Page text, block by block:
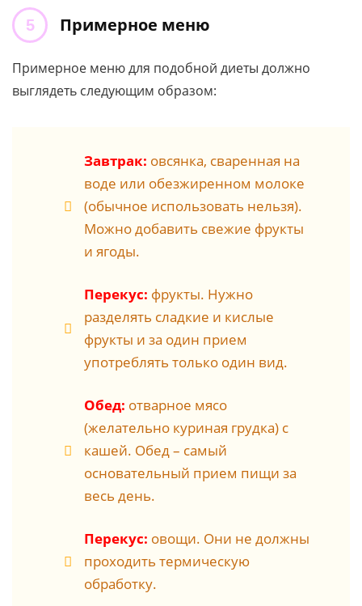
Примерное меню
Примерное меню для подобной диеты должно
выглядеть следующим образом:
Завтрак: овсянка, сваренная на
воде или обезжиренном молоке
(обычное использовать нельзя).
Можно добавить свежие фрукты
и ягоды.
Перекус: фрукты. Нужно
разделять сладкие и кислые
фрукты и за один прием
употреблять только один вид.
Обед: отварное мясо
(желательно куриная грудка) с
кашей. Обед – самый
основательный прием пищи за
весь день.
Перекус: овощи. Они не должны
проходить термическую
обработку.